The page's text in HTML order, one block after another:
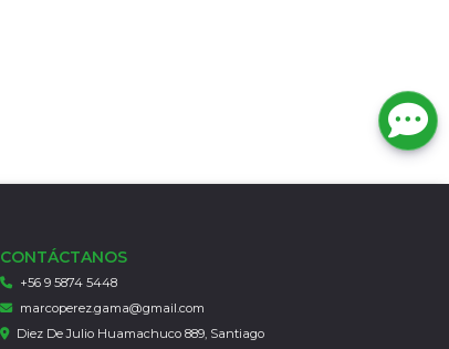
CONTÁCTANOS
+56 9 5874 5448
marcoperez.gama@gmail.com
Diez De Julio Huamachuco 889, Santiago